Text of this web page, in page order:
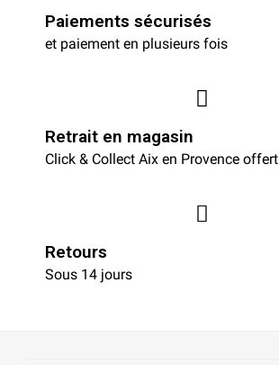
Paiements sécurisés
et paiement en plusieurs fois
Retrait en magasin
Click & Collect Aix en Provence offert
Retours
Sous 14 jours